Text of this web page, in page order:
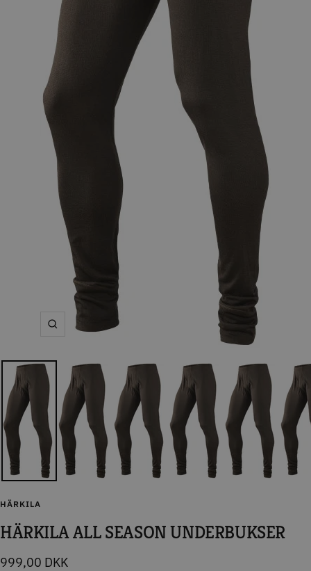
Zoom
HÄRKILA
HÄRKILA ALL SEASON UNDERBUKSER
Tilbudspris
999,00 DKK